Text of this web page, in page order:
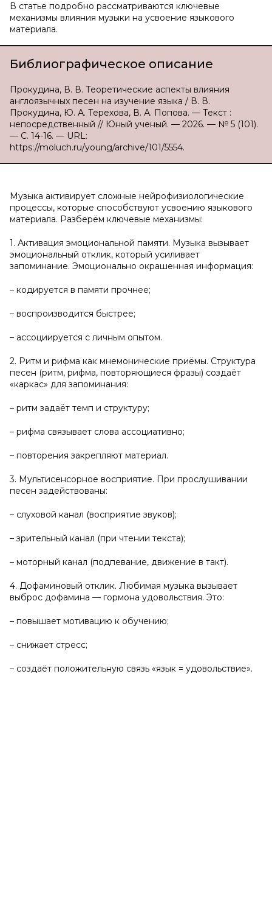
В статье подробно рассматриваются ключевые
механизмы влияния музыки на усвоение языкового
материала.
Библиографическое описание
Прокудина, В. В. Теоретические аспекты влияния
англоязычных песен на изучение языка / В. В.
Прокудина, Ю. А. Терехова, В. А. Попова. — Текст :
непосредственный // Юный ученый. — 2026. — № 5 (101).
— С. 14-16. — URL:
https://moluch.ru/young/archive/101/5554.
Музыка активирует сложные нейрофизиологические
процессы, которые способствуют усвоению языкового
материала. Разберём ключевые механизмы:
1. Активация эмоциональной памяти. Музыка вызывает
эмоциональный отклик, который усиливает
запоминание. Эмоционально окрашенная информация:
– кодируется в памяти прочнее;
– воспроизводится быстрее;
– ассоциируется с личным опытом.
2. Ритм и рифма как мнемонические приёмы. Структура
песен (ритм, рифма, повторяющиеся фразы) создаёт
«каркас» для запоминания:
– ритм задаёт темп и структуру;
– рифма связывает слова ассоциативно;
– повторения закрепляют материал.
3. Мультисенсорное восприятие. При прослушивании
песен задействованы:
– слуховой канал (восприятие звуков);
– зрительный канал (при чтении текста);
– моторный канал (подпевание, движение в такт).
4. Дофаминовый отклик. Любимая музыка вызывает
выброс дофамина — гормона удовольствия. Это:
– повышает мотивацию к обучению;
– снижает стресс;
– создаёт положительную связь «язык = удовольствие».